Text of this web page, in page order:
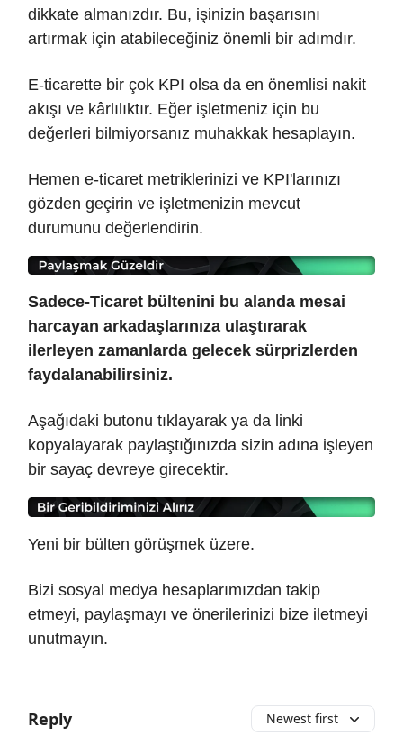
dikkate almanızdır. Bu, işinizin başarısını
artırmak için atabileceğiniz önemli bir adımdır.
E-ticarette bir çok KPI olsa da en önemlisi nakit
akışı ve kârlılıktır. Eğer işletmeniz için bu
değerleri bilmiyorsanız muhakkak hesaplayın.
Hemen e-ticaret metriklerinizi ve KPI'larınızı
gözden geçirin ve işletmenizin mevcut
durumunu değerlendirin.
Sadece-Ticaret bültenini bu alanda mesai
harcayan arkadaşlarınıza ulaştırarak
ilerleyen zamanlarda gelecek sürprizlerden
faydalanabilirsiniz.
Aşağıdaki butonu tıklayarak ya da linki
kopyalayarak paylaştığınızda sizin adına işleyen
bir sayaç devreye girecektir.
Yeni bir bülten görüşmek üzere.
Bizi sosyal medya hesaplarımızdan takip
etmeyi, paylaşmayı ve önerilerinizi bize iletmeyi
unutmayın.
Reply Newest first